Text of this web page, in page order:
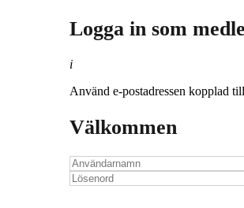
Logga in som
i
Använd e-postadressen kopplad
Välkommen